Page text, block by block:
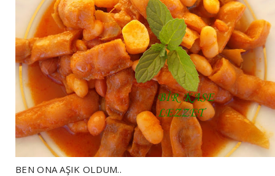
BEN ONA AŞIK OLDUM..